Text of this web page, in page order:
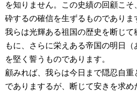
を知りません。この史績の回顧こ
砕するの確信を生ずるものでありま
我らは光輝ある祖国の歴史を断じて
もに、さらに栄えある帝国の明日（
を堅く誓うものであります。
顧みれば、我らは今日まで隠忍自
でありまするが、断じて安きを求